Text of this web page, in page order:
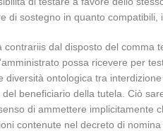
di sostegno in quanto compatibili,
contrariis dal disposto del comma
possa ricevere per
diversità ontologica tra
beneficiario della tutela. Ciò
di ammettere implicitamente
contenute nel decreto di